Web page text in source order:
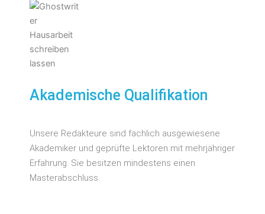
Akademische Qualifikation
Unsere Redakteure sind fachlich ausgewiesene
Akademiker und geprüfte Lektoren mit mehrjähriger
Erfahrung. Sie besitzen mindestens einen
Masterabschluss.